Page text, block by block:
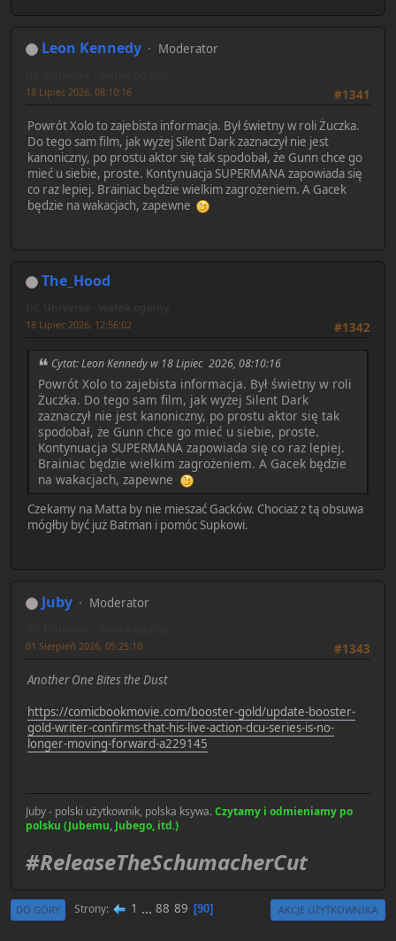
Leon Kennedy Moderator
#1341
18 Lipiec 2026, 08:10:16
Powrót Xolo to zajebista informacja. Był świetny w roli Żuczka.
Do tego sam film, jak wyżej Silent Dark zaznaczył nie jest
kanoniczny, po prostu aktor się tak spodobał, że Gunn chce go
mieć u siebie, proste. Kontynuacja SUPERMANA zapowiada się
co raz lepiej. Brainiac będzie wielkim zagrożeniem. A Gacek
będzie na wakacjach, zapewne
The_Hood
#1342
18 Lipiec 2026, 12:56:02
Cytat: Leon Kennedy w 18 Lipiec 2026, 08:10:16
Powrót Xolo to zajebista informacja. Był świetny w roli
Żuczka. Do tego sam film, jak wyżej Silent Dark
zaznaczył nie jest kanoniczny, po prostu aktor się tak
spodobał, że Gunn chce go mieć u siebie, proste.
Kontynuacja SUPERMANA zapowiada się co raz lepiej.
Brainiac będzie wielkim zagrożeniem. A Gacek będzie
na wakacjach, zapewne
Czekamy na Matta by nie mieszać Gacków. Chociaż z tą obsuwa
mógłby być już Batman i pomóc Supkowi.
Juby Moderator
#1343
01 Sierpień 2026, 05:25:10
Another One Bites the Dust
https://comicbookmovie.com/booster-gold/update-booster-
gold-writer-confirms-that-his-live-action-dcu-series-is-no-
longer-moving-forward-a229145
Juby - polski użytkownik, polska ksywa.Czytamy i odmieniamy po
polsku (Jubemu, Jubego, itd.)
#ReleaseTheSchumacherCut
DO GÓRY Strony 1 ... 88 89 90 AKCJE UŻYTKOWNIKA